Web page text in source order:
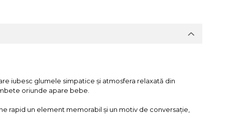
iubesc glumele simpatice și atmosfera relaxată din
oriunde apare bebe.
rapid un element memorabil și un motiv de conversație,